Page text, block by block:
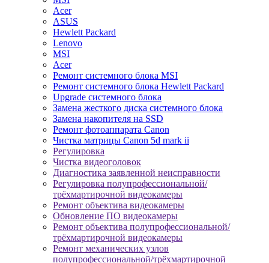
Acer
ASUS
Hewlett Packard
Lenovo
MSI
Acer
Ремонт системного блока MSI
Ремонт системного блока Hewlett Packard
Upgrade системного блока
Замена жесткого диска системного блока
Замена накопителя на SSD
Ремонт фотоаппарата Canon
Чистка матрицы Canon 5d mark ii
Регулировка
Чистка видеоголовок
Диагностика заявленной неисправности
Регулировка полупрофессиональной/
трёхмартирочной видеокамеры
Ремонт объектива видеокамеры
Обновление ПО видеокамеры
Ремонт объектива полупрофессиональной/
трёхмартирочной видеокамеры
Ремонт механических узлов
полупрофессиональной/трёхмартирочной